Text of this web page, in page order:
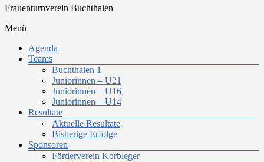
Frauenturnverein Buchthalen
Menü
Agenda
Teams
Buchthalen 1
Juniorinnen – U21
Juniorinnen – U16
Juniorinnen – U14
Resultate
Aktuelle Resultate
Bisherige Erfolge
Sponsoren
Förderverein Korbleger